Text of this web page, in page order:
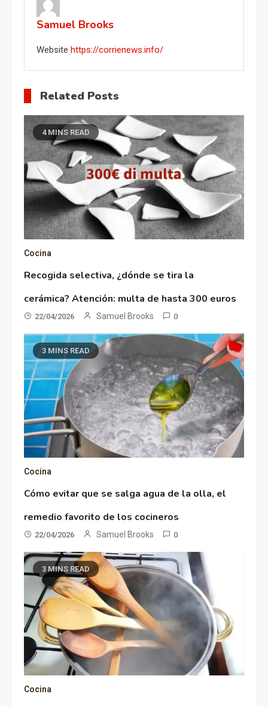
Samuel Brooks
Website https://corrienews.info/
Related Posts
4 MINS READ
Cocina
Recogida selectiva, ¿dónde se tira la
cerámica? Atención: multa de hasta 300 euros
22/04/2026 Samuel Brooks 0
3 MINS READ
Cocina
Cómo evitar que se salga agua de la olla, el
remedio favorito de los cocineros
22/04/2026 Samuel Brooks 0
3 MINS READ
Cocina